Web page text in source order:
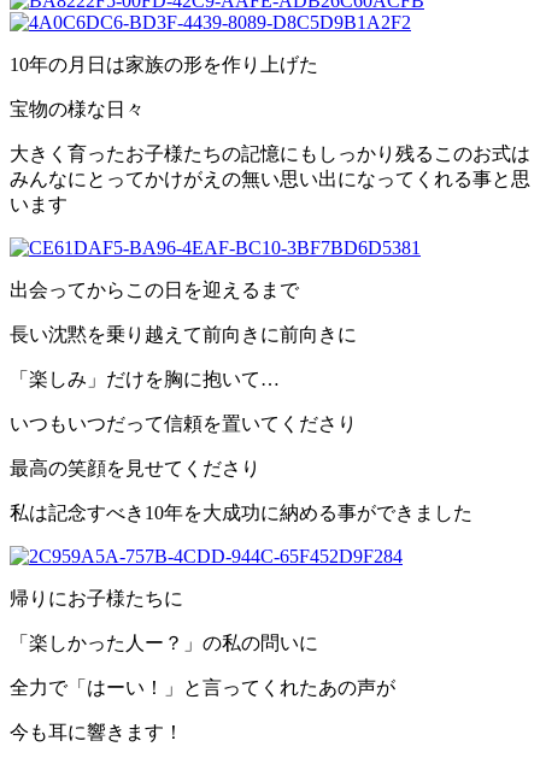
10年の月日は家族の形を作り上げた
宝物の様な日々
大きく育ったお子様たちの記憶にもしっかり残るこのお式は
みんなにとってかけがえの無い思い出になってくれる事と思
います
出会ってからこの日を迎えるまで
長い沈黙を乗り越えて前向きに前向きに
「楽しみ」だけを胸に抱いて…
いつもいつだって信頼を置いてくださり
最高の笑顔を見せてくださり
私は記念すべき10年を大成功に納める事ができました
帰りにお子様たちに
「楽しかった人ー？」の私の問いに
全力で「はーい！」と言ってくれたあの声が
今も耳に響きます！